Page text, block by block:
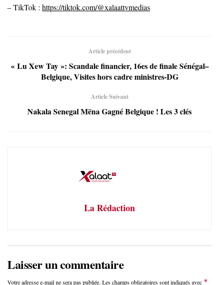
– TikTok : https://tiktok.com/@xalaattvmedias
Article précédent
« Lu Xew Tay »: Scandale financier, 16es de finale Sénégal–
Belgique, Visites hors cadre ministres-DG
Article Suivant
Nakala Senegal Mëna Gagné Belgique ! Les 3 clés
La Rédaction
Laisser un commentaire
Votre adresse e-mail ne sera pas publiée. Les champs obligatoires sont indiqués avec *